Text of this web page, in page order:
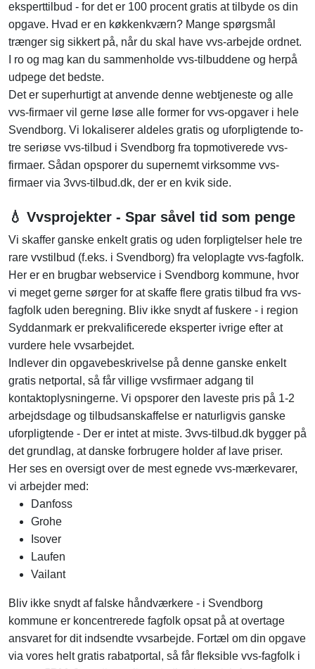
eksperttilbud - for det er 100 procent gratis at tilbyde os din
opgave. Hvad er en køkkenkværn? Mange spørgsmål
trænger sig sikkert på, når du skal have vvs-arbejde ordnet.
I ro og mag kan du sammenholde vvs-tilbuddene og herpå
udpege det bedste.
Det er superhurtigt at anvende denne webtjeneste og alle
vvs-firmaer vil gerne løse alle former for vvs-opgaver i hele
Svendborg. Vi lokaliserer aldeles gratis og uforpligtende to-
tre seriøse vvs-tilbud i Svendborg fra topmotiverede vvs-
firmaer. Sådan opsporer du supernemt virksomme vvs-
firmaer via 3vvs-tilbud.dk, der er en kvik side.
💧 Vvsprojekter - Spar såvel tid som penge
Vi skaffer ganske enkelt gratis og uden forpligtelser hele tre
rare vvstilbud (f.eks. i Svendborg) fra veloplagte vvs-fagfolk.
Her er en brugbar webservice i Svendborg kommune, hvor
vi meget gerne sørger for at skaffe flere gratis tilbud fra vvs-
fagfolk uden beregning. Bliv ikke snydt af fuskere - i region
Syddanmark er prekvalificerede eksperter ivrige efter at
vurdere hele vvsarbejdet.
Indlever din opgavebeskrivelse på denne ganske enkelt
gratis netportal, så får villige vvsfirmaer adgang til
kontaktoplysningerne. Vi opsporer den laveste pris på 1-2
arbejdsdage og tilbudsanskaffelse er naturligvis ganske
uforpligtende - Der er intet at miste. 3vvs-tilbud.dk bygger på
det grundlag, at danske forbrugere holder af lave priser.
Her ses en oversigt over de mest egnede vvs-mærkevarer,
vi arbejder med:
Danfoss
Grohe
Isover
Laufen
Vailant
Bliv ikke snydt af falske håndværkere - i Svendborg
kommune er koncentrerede fagfolk opsat på at overtage
ansvaret for dit indsendte vvsarbejde. Fortæl om din opgave
via vores helt gratis rabatportal, så får fleksible vvs-fagfolk i